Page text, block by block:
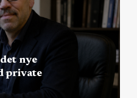
nye
private